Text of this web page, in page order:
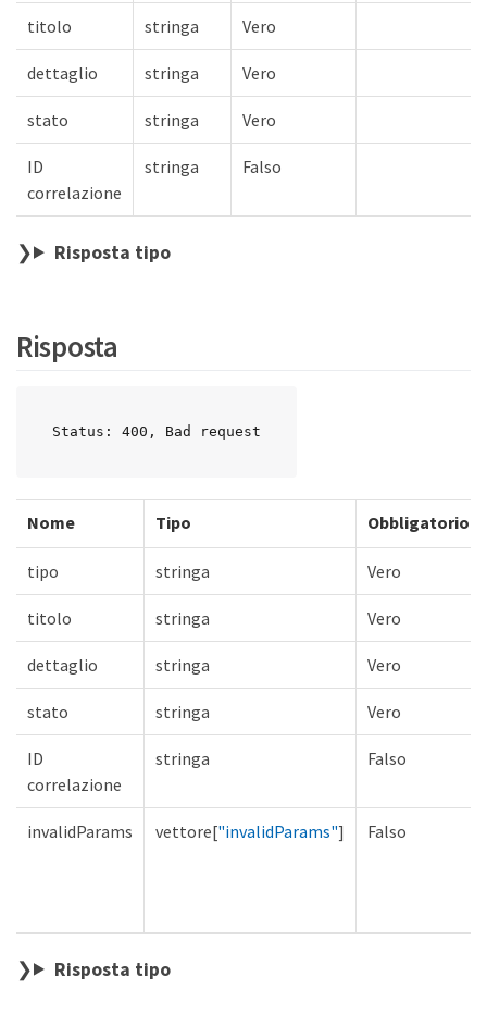
titolo stringa Vero
dettaglio stringa Vero
stato stringa Vero
ID
correlazione
stringa Falso
Risposta tipo
Risposta
Status: 400, Bad request
Nome Tipo Obbligatorio
tipo stringa Vero
titolo stringa Vero
dettaglio stringa Vero
stato stringa Vero
ID
correlazione
stringa Falso
invalidParams vettore["invalidParams"] Falso
Risposta tipo